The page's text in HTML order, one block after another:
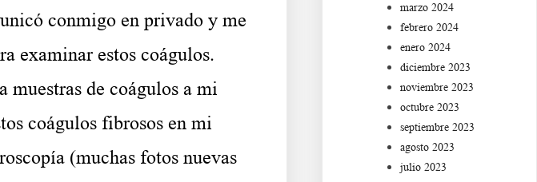
conmigo en privado y me
examinar estos coágulos.
de coágulos a mi
coágulos fibrosos en mi
(muchas fotos nuevas
marzo 2024
febrero 2024
enero 2024
diciembre 2023
noviembre 2023
octubre 2023
septiembre 2023
agosto 2023
julio 2023